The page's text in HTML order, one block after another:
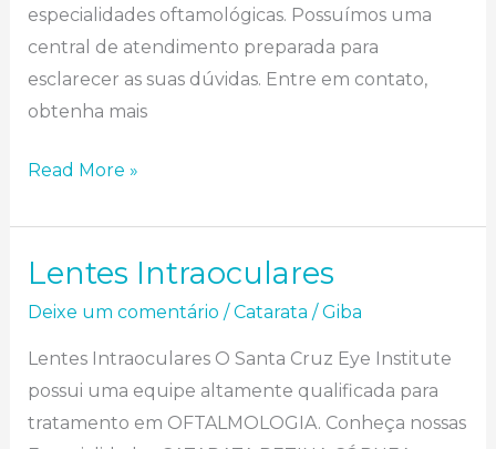
especialidades oftamológicas. Possuímos uma
central de atendimento preparada para
esclarecer as suas dúvidas. Entre em contato,
obtenha mais
Read More »
Lentes Intraoculares
Deixe um comentário /Catarata /Giba
Lentes Intraoculares O Santa Cruz Eye Institute
possui uma equipe altamente qualificada para
tratamento em OFTALMOLOGIA. Conheça nossas